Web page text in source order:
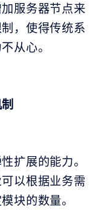
服务器节点来
，使得传统系
从心。
扩展的能力。
以根据业务需
块的数量。